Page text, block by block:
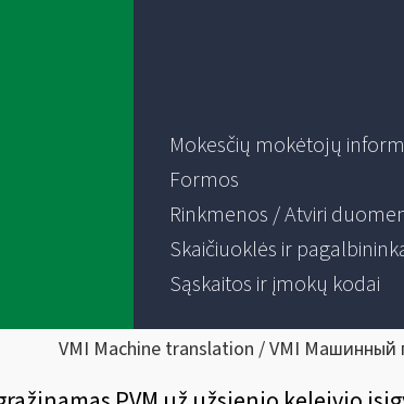
Mokesčių mokėtojų
Formos
Rinkmenos / Atviri
Skaičiuoklės ir
Sąskaitos ir įmokų kodai
VMI Machine translation / VMI